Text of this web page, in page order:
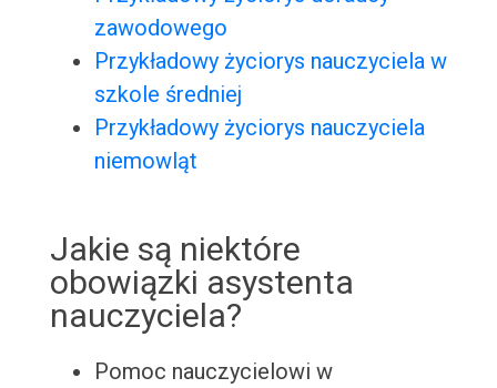
zawodowego
Przykładowy życiorys nauczyciela w
szkole średniej
Przykładowy życiorys nauczyciela
niemowląt
Jakie są niektóre
obowiązki asystenta
nauczyciela?
Pomoc nauczycielowi w